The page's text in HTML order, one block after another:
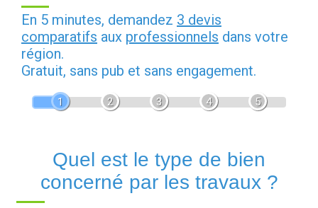
En 5 minutes, demandez 3 devis
comparatifs aux professionnels dans votre
région.
Gratuit, sans pub et sans engagement.
1 2 3 4 5
Quel est le type de bien
concerné par les travaux ?